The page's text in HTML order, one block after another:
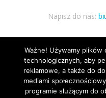
Napisz do nas:
Ważne! Używamy
technologicznych, aby
reklamowe, a także do
mediami
programie służącym do